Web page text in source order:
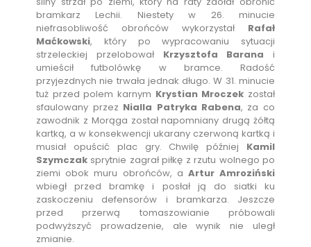
bramkarz Lechii. Niestety w 26. minucie
niefrasobliwość obrońców wykorzystał Rafał
Maćkowski, który po wypracowaniu sytuacji
strzeleckiej przelobował Krzysztofa Barana i
umieścił futbolówkę w bramce. Radość
przyjezdnych nie trwała jednak długo. W 31. minucie
tuż przed polem karnym Krystian Mroczek został
sfaulowany przez Nialla Patryka Rabena, za co
zawodnik z Morąga został napomniany drugą żółtą
kartką, a w konsekwencji ukarany czerwoną kartką i
musiał opuścić plac gry. Chwilę później Kamil
Szymczak sprytnie zagrał piłkę z rzutu wolnego po
ziemi obok muru obrońców, a Artur Amroziński
wbiegł przed bramkę i posłał ją do siatki ku
zaskoczeniu defensorów i bramkarza. Jeszcze
przed przerwą tomaszowianie próbowali
podwyższyć prowadzenie, ale wynik nie uległ
zmianie.